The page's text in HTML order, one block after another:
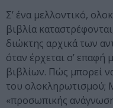
Σ’ ένα μελλοντικό,
βιβλία
διώκτης αρχικά των
όταν έρχεται σ’
βιβλίων. Πώς μπορεί
του ολοκληρωτισμού;
«προσωπικής